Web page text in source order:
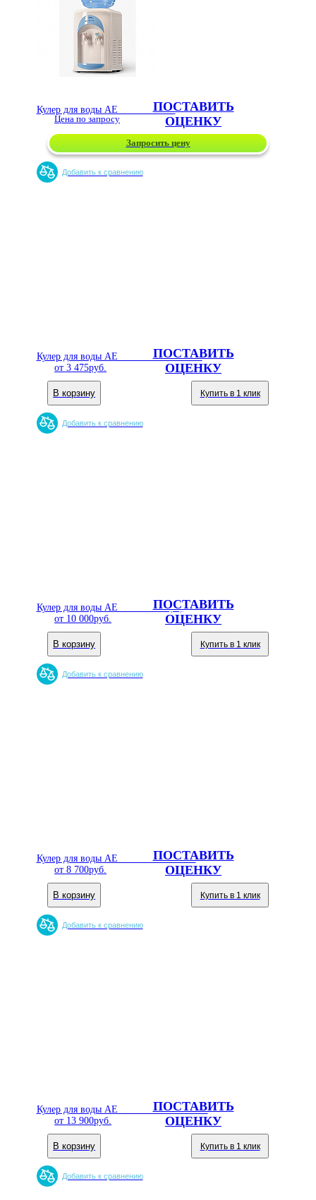
ПОСТАВИТЬ
ОЦЕНКУ
Кулер для воды AEL TC-AEL-17
Цена по запросу
Запросить цену
Добавить к сравнению
ПОСТАВИТЬ
ОЦЕНКУ
Кулер для воды AEL TK-AEL-108 Blue
от3 475руб.
В корзину Купить в 1 клик
Добавить к сравнению
ПОСТАВИТЬ
ОЦЕНКУ
Кулер для воды AEL MYL 31T (II)
от 10 000руб.
В корзину Купить в 1 клик
Добавить к сравнению
ПОСТАВИТЬ
ОЦЕНКУ
Кулер для воды AEL TD-AEL-340 v.2
от8 700руб.
В корзину Купить в 1 клик
Добавить к сравнению
ПОСТАВИТЬ
ОЦЕНКУ
Кулер для воды AEL TD-AEL-228 Silver
от 13 900руб.
В корзину Купить в 1 клик
Добавить к сравнению